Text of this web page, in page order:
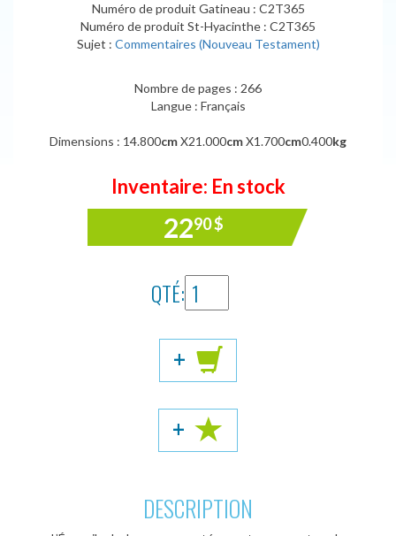
Numéro de produit Gatineau : C2T365
Numéro de produit St-Hyacinthe : C2T365
Sujet : Commentaires (Nouveau Testament)
Nombre de pages : 266
Langue : Français
Dimensions : 14.800cmX21.000cmX1.700cm0.400kg
Inventaire: En stock
2290$
QTÉ:
+
+
DESCRIPTION